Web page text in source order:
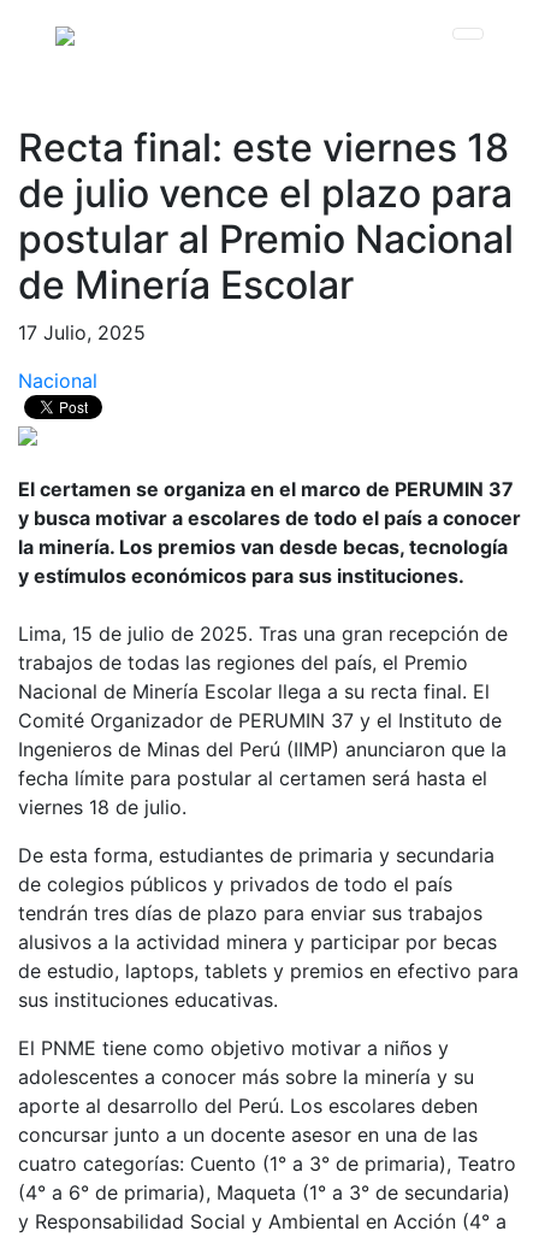
Recta final: este viernes 18
de julio vence el plazo para
postular al Premio Nacional
de Minería Escolar
17 Julio, 2025
Nacional
El certamen se organiza en el marco de PERUMIN 37
y busca motivar a escolares de todo el país a conocer
la minería. Los premios van desde becas, tecnología
y estímulos económicos para sus instituciones.
Lima, 15 de julio de 2025. Tras una gran recepción de
trabajos de todas las regiones del país, el Premio
Nacional de Minería Escolar llega a su recta final. El
Comité Organizador de PERUMIN 37 y el Instituto de
Ingenieros de Minas del Perú (IIMP) anunciaron que la
fecha límite para postular al certamen será hasta el
viernes 18 de julio.
De esta forma, estudiantes de primaria y secundaria
de colegios públicos y privados de todo el país
tendrán tres días de plazo para enviar sus trabajos
alusivos a la actividad minera y participar por becas
de estudio, laptops, tablets y premios en efectivo para
sus instituciones educativas.
El PNME tiene como objetivo motivar a niños y
adolescentes a conocer más sobre la minería y su
aporte al desarrollo del Perú. Los escolares deben
concursar junto a un docente asesor en una de las
cuatro categorías: Cuento (1° a 3° de primaria), Teatro
(4° a 6° de primaria), Maqueta (1° a 3° de secundaria)
y Responsabilidad Social y Ambiental en Acción (4° a